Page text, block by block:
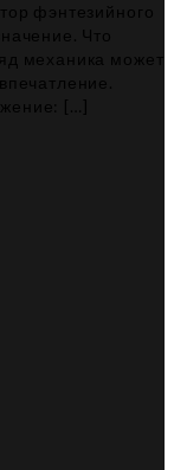
фэнтезийного
Что
механика может
[…]